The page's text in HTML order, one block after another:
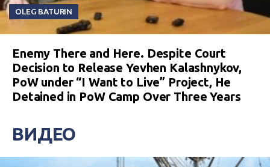
OLEG BATURIN
Enemy There and Here. Despite Court
Decision to Release Yevhen Kalashnykov,
PoW under “I Want to Live” Project, He
Detained in PoW Camp Over Three Years
ВИДЕО